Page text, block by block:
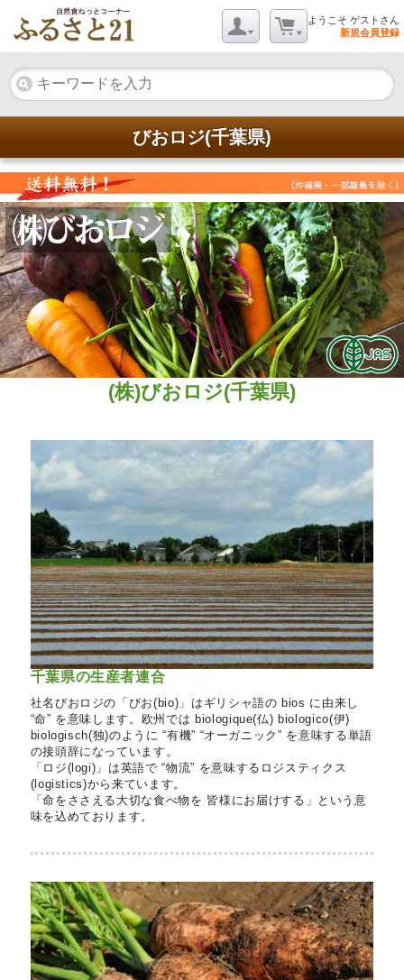
ようこそ ゲストさん
新規会員登録
びおロジ(千葉県)
(株)びおロジ(千葉県)
千葉県の生産者連合
社名びおロジの「びお(bio)」はギリシャ語の bios に由来し
“命” を意味します。欧州では biologique(仏) biologico(伊)
biologisch(独)のように “有機” “オーガニック” を意味する単語
の接頭辞になっています。
「ロジ(logi)」は英語で “物流” を意味するロジスティクス
(logistics)から来ています。
「命をささえる大切な食べ物を 皆様にお届けする」という意
味を込めております。